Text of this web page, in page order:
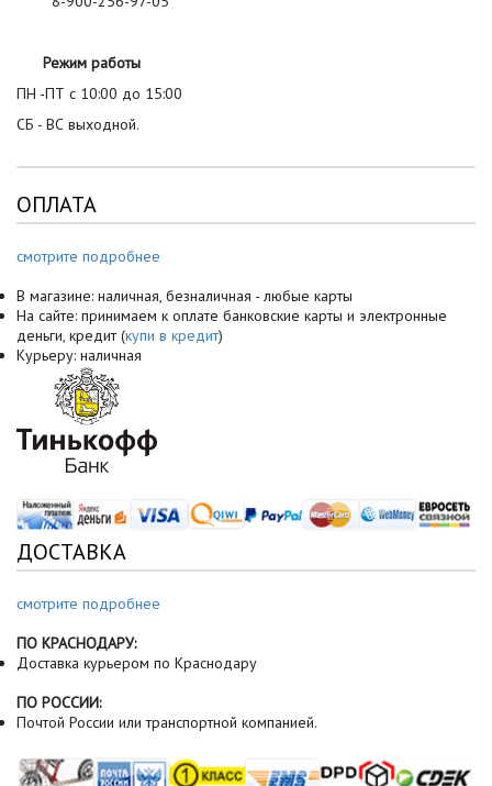
Режим работы
ПН -ПТ с 10:00 до 15:00
СБ - ВС выходной.
ОПЛАТА
смотрите подробнее
В магазине: наличная, безналичная - любые карты
На сайте: принимаем к оплате банковские карты и электронные
деньги, кредит (купи в кредит)
Курьеру: наличная
ДОСТАВКА
смотрите подробнее
ПО КРАСНОДАРУ:
Доставка курьером по Краснодару
ПО РОССИИ:
Почтой России или транспортной компанией.